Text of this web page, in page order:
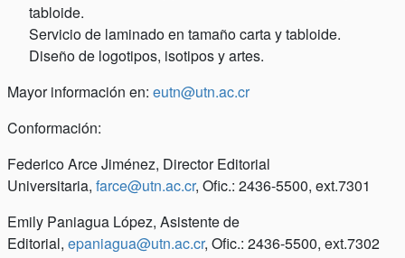
tabloide.
Servicio de laminado en tamaño carta y tabloide.
Diseño de logotipos, isotipos y artes.
Mayor información en: eutn@utn.ac.cr
Conformación:
Federico Arce Jiménez, Director Editorial
Universitaria, farce@utn.ac.cr, Ofic.: 2436-5500, ext.7301
Emily Paniagua López, Asistente de
Editorial, epaniagua@utn.ac.cr, Ofic.: 2436-5500, ext.7302